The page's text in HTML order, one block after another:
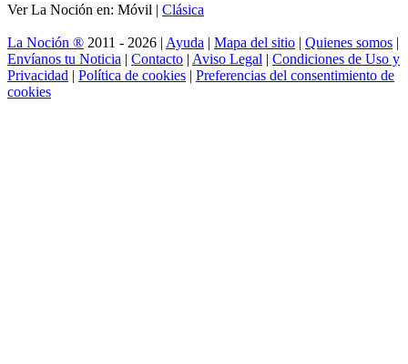
Ver La Noción en: Móvil | Clásica
La Noción ® 2011 - 2026 | Ayuda | Mapa del sitio | Quienes somos |
Envíanos tu Noticia | Contacto | Aviso Legal | Condiciones de Uso y
Privacidad | Política de cookies | Preferencias del consentimiento de
cookies